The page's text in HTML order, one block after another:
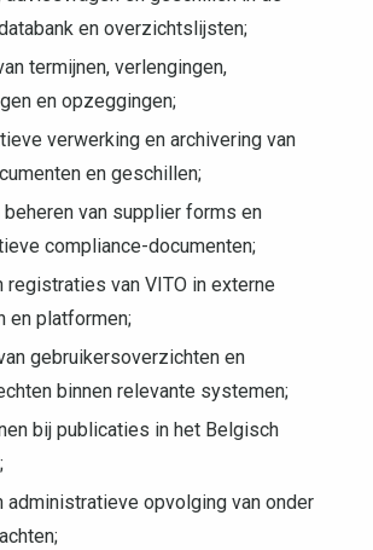
en overzichtslijsten;
termijnen, verlengingen,
en opzeggingen;
verwerking en archivering van
en geschillen;
beheren van supplier forms en
compliance-documenten;
registraties van VITO in externe
en platformen;
gebruikersoverzichten en
binnen relevante systemen;
bij publicaties in het Belgisch
administratieve opvolging van onder